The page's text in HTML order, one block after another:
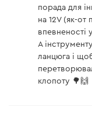
порада для
на 12V (як-от
впевненості
А
ланцюга і
клопоту 🌳🙌